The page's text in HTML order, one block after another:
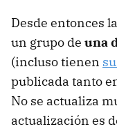
Desde entonces
un grupo de una
(incluso tienen
publicada tanto
No se actualiza
actualización es